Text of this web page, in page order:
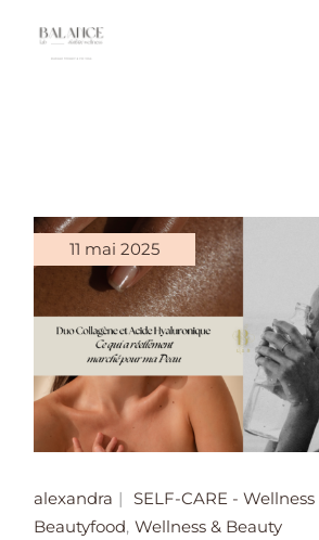
11 mai 2025
alexandra
SELF-CARE -
Beautyfood Wellness & Beauty